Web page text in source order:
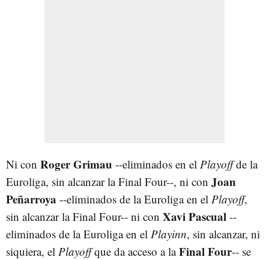
Ni con RogerGrimau --eliminados en el Playoffde la
Euroliga, sin alcanzar la Final Four--, ni con Joan
Peñarroya --eliminados de la Euroliga en el Playoff,
sin alcanzar la Final Four-- ni con XaviPascual --
eliminados de la Euroliga en el Playinn, sin alcanzar, ni
siquiera, el Playoffque da acceso a laFinalFour-- se